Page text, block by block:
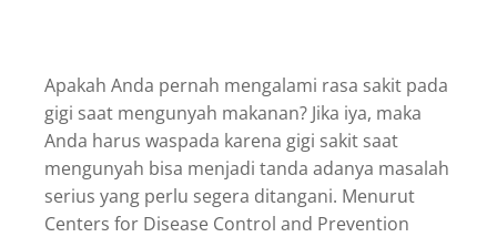
Apakah Anda pernah mengalami rasa sakit pada
gigi saat mengunyah makanan? Jika iya, maka
Anda harus waspada karena gigi sakit saat
mengunyah bisa menjadi tanda adanya masalah
serius yang perlu segera ditangani. Menurut
Centers for Disease Control and Prevention